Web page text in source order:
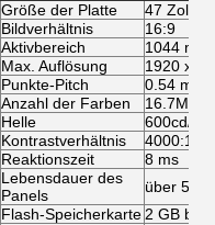
Größe der Platte
47 Zoll
Bildverhältnis
16:9
Aktivbereich
1044
Max. Auflösung
1920 x
Punkte-Pitch
0.54 mm
Anzahl der Farben
16.7M
Helle
600cd/m2
Kontrastverhältnis
4000:1
Reaktionszeit
8 ms
Lebensdauer des
Panels
über
Flash-Speicherkarte 2 GB bis